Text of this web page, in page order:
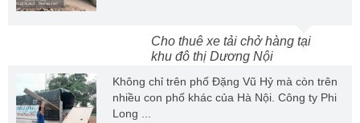
Cho thuê xe tải chở hàng tại
khu đô thị Dương Nội
Không chỉ trên phố Đặng Vũ Hỷ mà còn trên
nhiều con phố khác của Hà Nội. Công ty Phi
Long ...